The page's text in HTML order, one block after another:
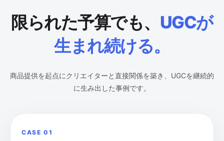
限られた予算でも、 UGCが
生まれ続ける。
商品提供を起点にクリエイターと直接関係を築き、UGCを継続的
に生み出した事例です。
CASE 01